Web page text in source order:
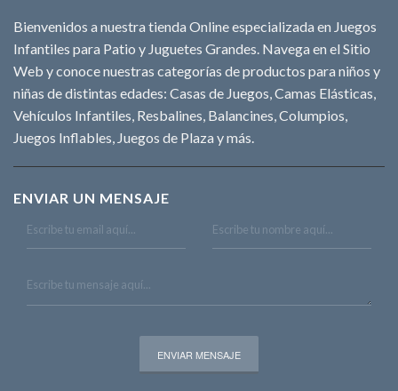
Bienvenidos a nuestra tienda Online especializada en Juegos
Infantiles para Patio y Juguetes Grandes. Navega en el Sitio
Web y conoce nuestras categorías de productos para niños y
niñas de distintas edades: Casas de Juegos, Camas Elásticas,
Vehículos Infantiles, Resbalines, Balancines, Columpios,
Juegos Inflables, Juegos de Plaza y más.
ENVIAR UN MENSAJE